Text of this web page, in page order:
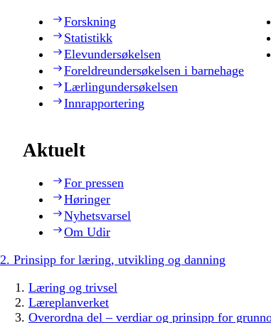
Forskning
Statistikk
Elevundersøkelsen
Foreldreundersøkelsen i barnehage
Lærlingundersøkelsen
Innrapportering
Aktuelt
For pressen
Høringer
Nyhetsvarsel
Om Udir
2. Prinsipp for læring, utvikling og danning
Læring og trivsel
Læreplanverket
Overordna del – verdiar og prinsipp for